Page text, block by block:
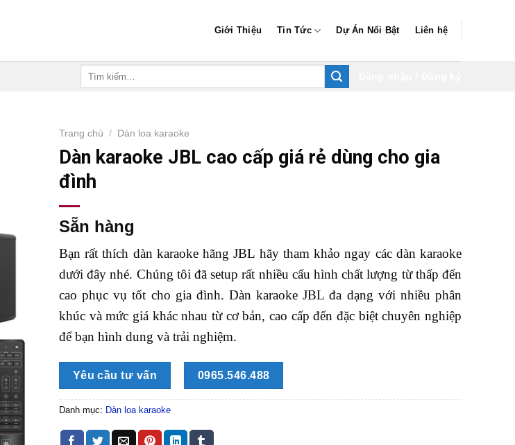
Giới Thiệu Tin Tức Dự Án Nổi Bật Liên hệ
Trang chủ / Dàn loa karaoke
Dàn karaoke JBL cao cấp giá rẻ dùng cho gia
đình
Sẵn hàng
Bạn rất thích dàn karaoke hãng JBL hãy tham khảo ngay các dàn karaoke
dưới đây nhé. Chúng tôi đã setup rất nhiều cấu hình chất lượng từ thấp đến
cao phục vụ tốt cho gia đình. Dàn karaoke JBL đa dạng với nhiều phân
khúc và mức giá khác nhau từ cơ bản, cao cấp đến đặc biệt chuyên nghiệp
để bạn hình dung và trải nghiệm.
Yêu cầu tư vấn 0965.546.488
Danh mục: Dàn loa karaoke